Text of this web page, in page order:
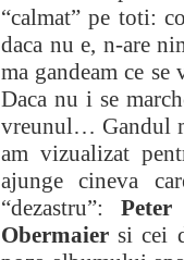
“calmat” pe toti:
daca nu e, n-are
ma gandeam ce
Daca nu i se
vreunul… Gandul
am vizualizat
ajunge cineva
“dezastru”:
Obermaiersi cei